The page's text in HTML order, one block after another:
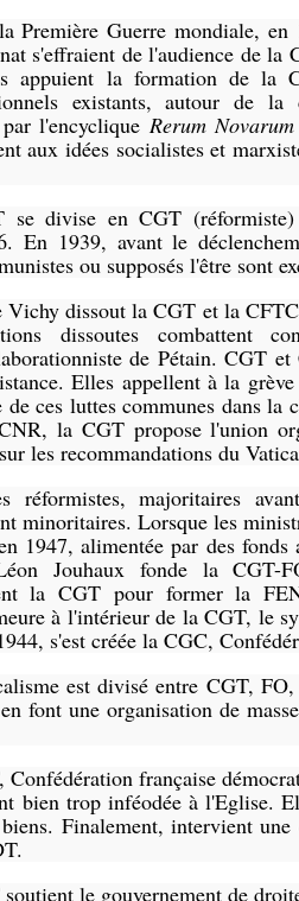
Première Guerre mondiale,
s'effraient de l'audience de la
appuient la formation de la
existants, autour de
l'encyclique Rerum Novarum
aux idées socialistes et
divise en CGT
En 1939, avant le
ou supposés l'être sont
Vichy dissout la CGT et la
dissoutes combattent
de Pétain. CGT
Elles appellent à la
ces luttes communes dans la
la CGT propose l'union
les recommandations du
réformistes, majoritaires
minoritaires. Lorsque les
1947, alimentée par des
Jouhaux fonde la CGT-
la CGT pour former la
à l'intérieur de la CGT, le
s'est créée la CGC,
est divisé entre CGT,
font une organisation de
française
bien trop inféodée à l'Eglise.
biens. Finalement, intervient
le gouvernement de